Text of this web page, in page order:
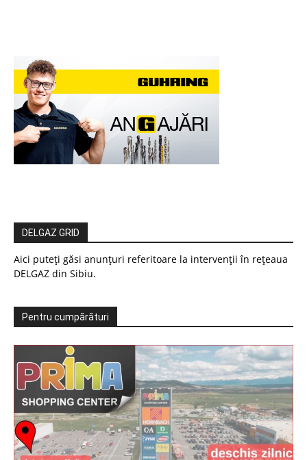
DELGAZ GRID
Aici puteți găsi anunțuri referitoare la intervenții în rețeaua
DELGAZ din Sibiu.
Pentru cumpărături